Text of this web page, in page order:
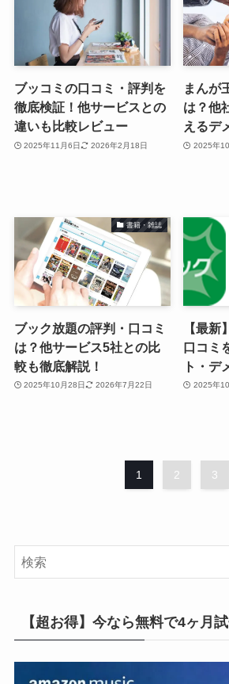
ブッコミの口コミ・評判を
徹底検証！他サービスとの
違いも比較レビュー
2025年11月6日 2026年2月18日
まんが
は？他
えるデ
2025年
書籍・雑誌
ブック放題の評判・口コミ
は？他サービス5社との比
較も徹底解説！
2025年10月28日 2026年7月22日
【最新
口コミ
ト・デ
2025年
1 2 3
【超お得】今なら無料で4ヶ月試